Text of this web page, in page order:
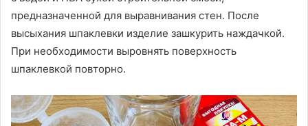
предназначенной для выравнивания стен. После
высыхания шпаклевки изделие зашкурить наждачкой.
При необходимости выровнять поверхность
шпаклевкой повторно.